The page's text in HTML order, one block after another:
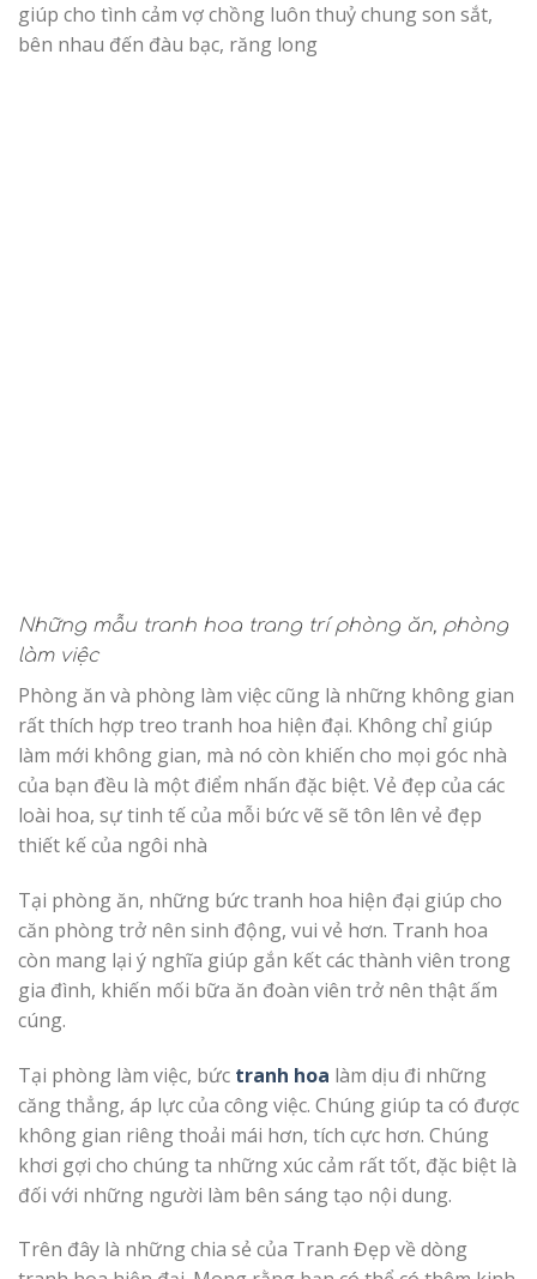
giúp cho tình cảm vợ chồng luôn thuỷ chung son sắt,
bên nhau đến đàu bạc, răng long
Những mẫu tranh hoa trang trí phòng ăn, phòng
làm việc
Phòng ăn và phòng làm việc cũng là những không gian
rất thích hợp treo tranh hoa hiện đại. Không chỉ giúp
làm mới không gian, mà nó còn khiến cho mọi góc nhà
của bạn đều là một điểm nhấn đặc biệt. Vẻ đẹp của các
loài hoa, sự tinh tế của mỗi bức vẽ sẽ tôn lên vẻ đẹp
thiết kế của ngôi nhà
Tại phòng ăn, những bức tranh hoa hiện đại giúp cho
căn phòng trở nên sinh động, vui vẻ hơn. Tranh hoa
còn mang lại ý nghĩa giúp gắn kết các thành viên trong
gia đình, khiến mối bữa ăn đoàn viên trở nên thật ấm
cúng.
Tại phòng làm việc, bức tranh hoa làm dịu đi những
căng thẳng, áp lực của công việc. Chúng giúp ta có được
không gian riêng thoải mái hơn, tích cực hơn. Chúng
khơi gợi cho chúng ta những xúc cảm rất tốt, đặc biệt là
đối với những người làm bên sáng tạo nội dung.
Trên đây là những chia sẻ của Tranh Đẹp về dòng